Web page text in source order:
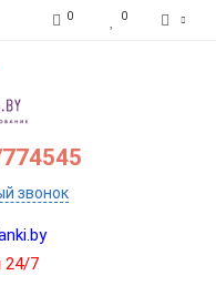
0 0
звонок
24/7